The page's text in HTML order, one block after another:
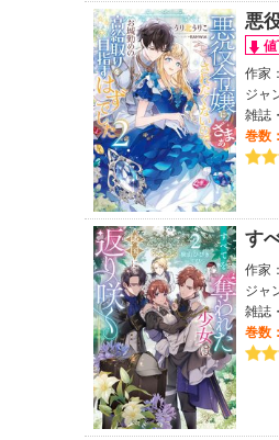
悪
作家：
ジャ
雑誌
巻数：
す
作家：
ジャ
雑誌
巻数：